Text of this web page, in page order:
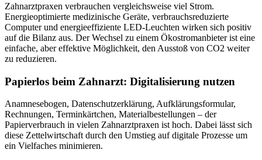
Zahnarztpraxen verbrauchen vergleichsweise viel Strom.
Energieoptimierte medizinische Geräte, verbrauchsreduzierte
Computer und energieeffiziente LED-Leuchten wirken sich positiv
auf die Bilanz aus. Der Wechsel zu einem Ökostromanbieter ist eine
einfache, aber effektive Möglichkeit, den Ausstoß von CO2 weiter
zu reduzieren.
Papierlos beim Zahnarzt: Digitalisierung nutzen
Anamnesebogen, Datenschutzerklärung, Aufklärungsformular,
Rechnungen, Terminkärtchen, Materialbestellungen – der
Papierverbrauch in vielen Zahnarztpraxen ist hoch. Dabei lässt sich
diese Zettelwirtschaft durch den Umstieg auf digitale Prozesse um
ein Vielfaches minimieren.